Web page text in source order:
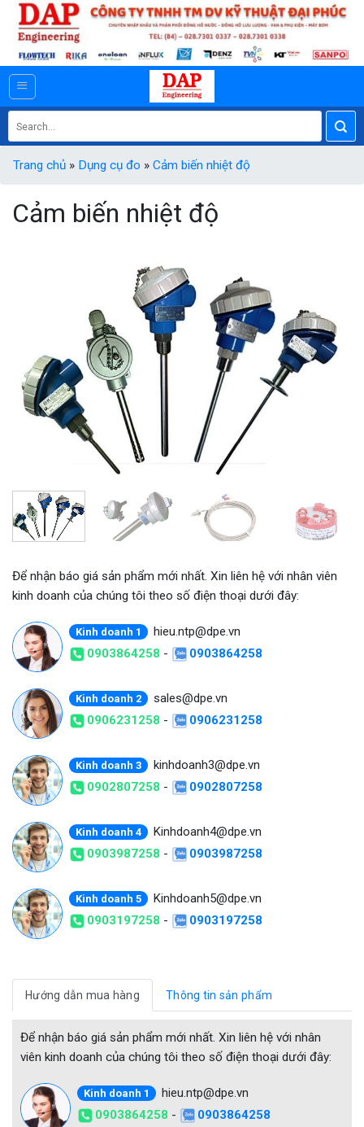
Skip
content
for:
Trang chủ » Dụng cụ đo » Cảm biến nhiệt độ
Cảm biến nhiệt độ
Để nhận báo giá sản phẩm mới nhất. Xin liên hệ với nhân viên
kinh doanh của chúng tôi theo số điện thoại dưới đây:
Kinh doanh 1
hieu.ntp@dpe.vn
0903864258 - 0903864258
Kinh doanh 2
sales@dpe.vn
0906231258 - 0906231258
Kinh doanh 3
kinhdoanh3@dpe.vn
0902807258 - 0902807258
Kinh doanh 4
Kinhdoanh4@dpe.vn
0903987258 - 0903987258
Kinh doanh 5
Kinhdoanh5@dpe.vn
0903197258 - 0903197258
Hướng dẫn mua hàng Thông tin sản phẩm
Để nhận báo giá sản phẩm mới nhất. Xin liên hệ với nhân
viên kinh doanh của chúng tôi theo số điện thoại dưới đây:
Kinh doanh 1
hieu.ntp@dpe.vn
0903864258 - 0903864258